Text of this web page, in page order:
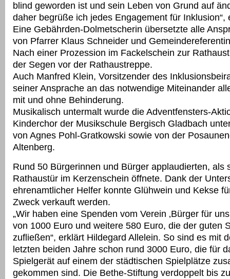
blind geworden ist und sein Leben von Grund auf
daher begrüße ich jedes Engagement für Inklusion“,
Eine Gebährden-Dolmetscherin übersetzte alle
von Pfarrer Klaus Schneider und
Nach einer Prozession im Fackelschein zur
der Segen vor der Rathaustreppe.
Auch Manfred Klein, Vorsitzender des
seiner Ansprache an das notwendige Miteinander
mit und ohne Behinderung.
Musikalisch untermalt wurde die Adventfensters-
Kinderchor der Musikschule Bergisch Gladbach
von Agnes Pohl-Gratkowski sowie von der
Altenberg.
Rund 50 Bürgerinnen und Bürger applaudierten, als
Rathaustür im Kerzenschein öffnete. Dank der
ehrenamtlicher Helfer konnte Glühwein und Kekse
Zweck verkauft werden.
„Wir haben eine Spenden vom Verein ‚Bürger für
von 1000 Euro und weitere 580 Euro, die der guten
zufließen“, erklärt Hildegard Allelein. So sind es mit
letzten beiden Jahre schon rund 3000 Euro, die für
Spielgerät auf einem der städtischen Spielplätze
gekommen sind. Die Bethe-Stiftung verdoppelt bis